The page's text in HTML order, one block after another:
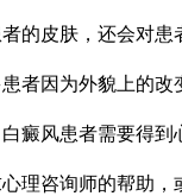
的皮肤，还会对患
者因为外貌上的改
癜风患者需要得到
理咨询师的帮助，